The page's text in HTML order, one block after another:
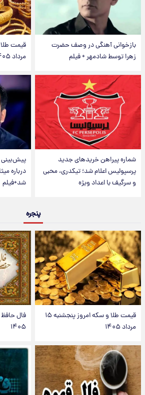
بازخوانی آهنگی در وصف حضرت
زهرا توسط شادمهر + فیلم
مرداد ۱۴۰۵ +جدول
شماره پیراهن خریدهای جدید
پرسپولیس اعلام شد؛ تیکدری، محبی
و سرگیف با اعداد ویژه
پیش‌بینی
درباره
شد+فیلم
پنجره
قیمت طلا و سکه امروز پنجشنبه ۱۵
مرداد ۱۴۰۵
۱۴۰۵